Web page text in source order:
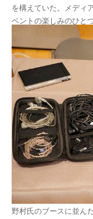
を構えていた。メディ
ベントの楽しみのひと
野村氏のブースに並ん